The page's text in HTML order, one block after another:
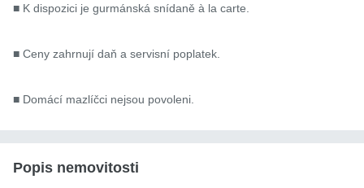
■ K dispozici je gurmánská snídaně à la carte.
■ Ceny zahrnují daň a servisní poplatek.
■ Domácí mazlíčci nejsou povoleni.
Popis nemovitosti